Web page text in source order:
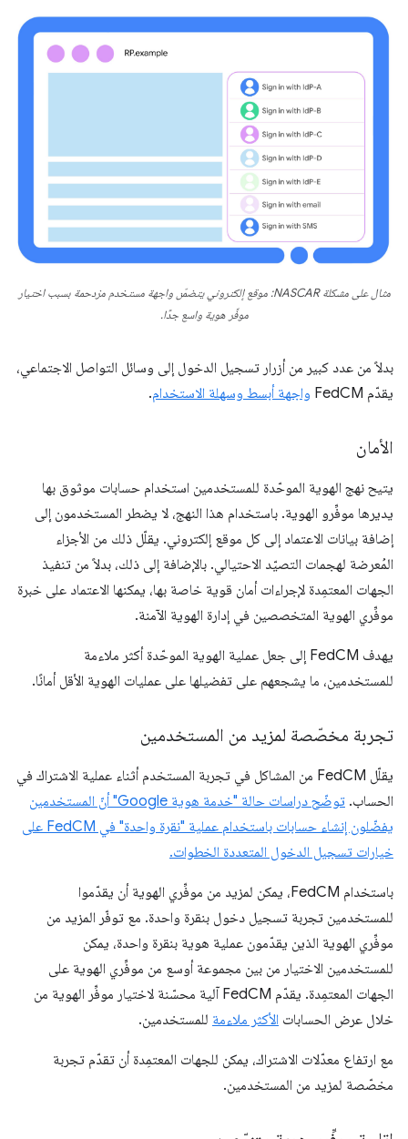
مثال على مشكلة NASCAR: موقع إلكتروني يتضمّن واجهة مستخدم مزدحمة بسبب اختيار
موفِّر هوية واسع جدًا.
بدلاً من عدد كبير من أزرار تسجيل الدخول إلى وسائل التواصل الاجتماعي،
يقدّم FedCM
واجهة أبسط وسهلة الاستخدام.
الأمان
يتيح نهج الهوية الموحّدة للمستخدمين استخدام حسابات موثوق بها
يديرها موفِّرو الهوية. باستخدام هذا النهج، لا يضطر المستخدمون إلى
إضافة بيانات الاعتماد إلى كل موقع إلكتروني. يقلّل ذلك من الأجزاء
المُعرضة لهجمات التصيّد الاحتيالي. بالإضافة إلى ذلك، بدلاً من تنفيذ
الجهات المعتمِدة لإجراءات أمان قوية خاصة بها، يمكنها الاعتماد على خبرة
موفِّري الهوية المتخصصين في إدارة الهوية الآمنة.
يهدف FedCM إلى جعل عملية الهوية الموحّدة أكثر ملاءمة
للمستخدمين، ما يشجعهم على تفضيلها على عمليات الهوية الأقل أمانًا.
تجربة مخصّصة لمزيد من المستخدمين
يقلّل FedCM من المشاكل في تجربة المستخدم أثناء عملية الاشتراك في
الحساب.
توضّح دراسات حالة "خدمة هوية Google" أنّ المستخدمين
يفضّلون إنشاء حسابات باستخدام عملية "نقرة واحدة" في FedCM على
خيارات تسجيل الدخول المتعددة الخطوات.
باستخدام FedCM، يمكن لمزيد من موفِّري الهوية أن يقدّموا
للمستخدمين تجربة تسجيل دخول بنقرة واحدة. مع توفّر المزيد من
موفِّري الهوية الذين يقدّمون عملية هوية بنقرة واحدة، يمكن
للمستخدمين الاختيار من بين مجموعة أوسع من موفِّري الهوية على
الجهات المعتمِدة. يقدّم FedCM آلية محسّنة لاختيار موفِّر الهوية من
خلال عرض الحسابات الأكثر ملاءمة للمستخدمين.
مع ارتفاع معدّلات الاشتراك، يمكن للجهات المعتمِدة أن تقدّم تجربة
مخصّصة لمزيد من المستخدمين.